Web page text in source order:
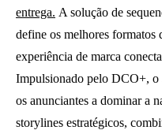
entrega. A solução de
define os melhores formatos
experiência de marca
Impulsionado pelo DCO+, o
os anunciantes a dominar a
storylines estratégicos,